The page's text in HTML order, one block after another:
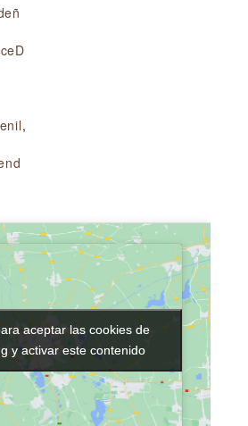
,
aceptar las cookies de
y activar este contenido
aceptar las cookies de
y activar este contenido